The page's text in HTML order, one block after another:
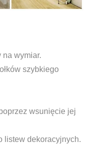
na wymiar.
szybkiego
wsunięcie jej
listew dekoracyjnych.